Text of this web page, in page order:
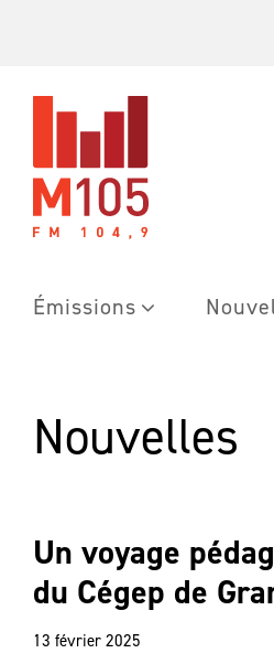
Émissions
Nouvelles
Un voyage
du Cégep de
13 février 2025